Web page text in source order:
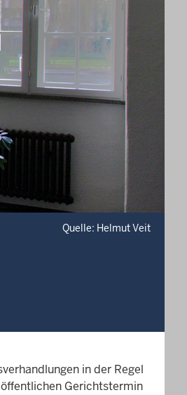
Quelle: Helmut Veit
in der Regel
Gerichtstermin